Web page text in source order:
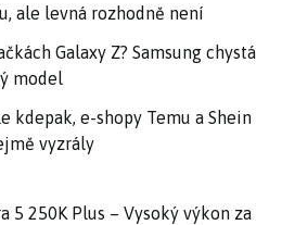
ale levná rozhodně není
Galaxy Z? Samsung chystá
model
kdepak, e-shopy Temu a Shein
vyzrály
5 250K Plus – Vysoký výkon za